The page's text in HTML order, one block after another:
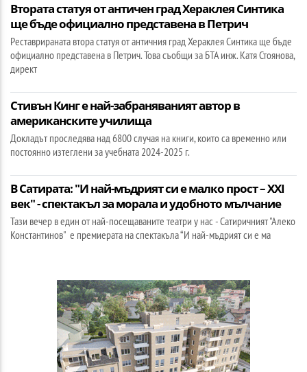
Втората статуя от античен град Хераклея Синтика
ще бъде официално представена в Петрич
Реставрираната втора статуя от античния град Хераклея Синтика ще бъде
официално представена в Петрич. Това съобщи за БТА инж. Катя Стоянова,
директ
Стивън Кинг е най-забраняваният автор в
американските училища
Докладът проследява над 6800 случая на книги, които са временно или
постоянно изтеглени за учебната 2024-2025 г.
В Сатирата: "И най-мъдрият си е малко прост – XXI
век" - спектакъл за морала и удобното мълчание
Тази вечер в един от най-посещаваните театри у нас - Сатиричният "Алеко
Константинов" е премиерата на спектакъла “И най-мъдрият си е ма